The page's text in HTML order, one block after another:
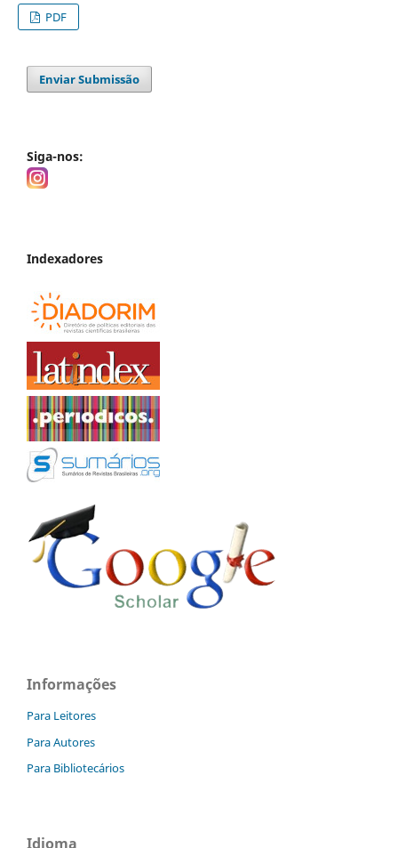
PDF
Enviar Submissão
Siga-nos:
Indexadores
Informações
Para Leitores
Para Autores
Para Bibliotecários
Idioma